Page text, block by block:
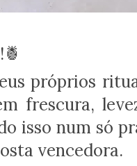
próprios
frescura,
isso num só
vencedora.